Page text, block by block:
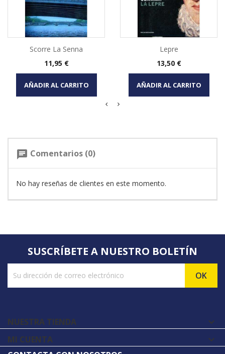
Scorre La Senna
Precio
11,95 €
AÑADIR AL CARRITO
Lepre
Precio
13,50 €
AÑADIR AL CARRITO
chat Comentarios (0)
No hay reseñas de clientes en este momento.
SUSCRÍBETE A NUESTRO BOLETÍN
NUESTRA TIENDA 
MI CUENTA 